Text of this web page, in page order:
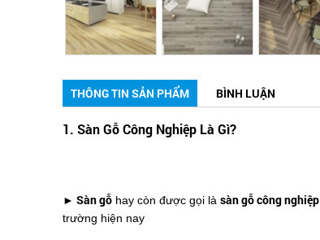
THÔNG TIN SẢN PHẨM BÌNH LUẬN
1. Sàn Gỗ Công Nghiệp Là Gì?
► Sàn gỗ hay còn được gọi là sàn gỗ công nghiệp
trường hiện nay